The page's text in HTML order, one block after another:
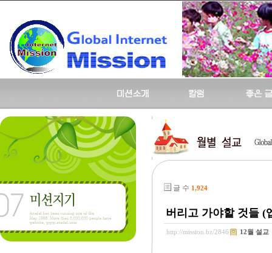
글 수 1,924
버리고 가야할 것들 (
http://mission.bz/2846 12월 설교